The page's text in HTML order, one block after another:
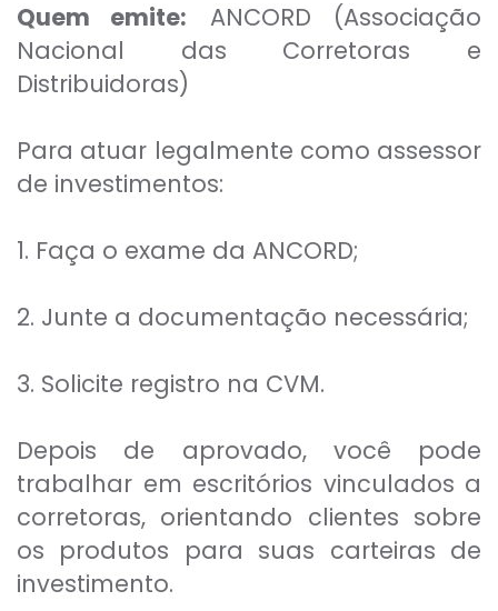
Quem emite: ANCORD (Associação
Nacional das Corretoras e
Distribuidoras)
Para atuar legalmente como assessor
de investimentos:
1. Faça o exame da ANCORD;
2. Junte a documentação necessária;
3. Solicite registro na CVM.
Depois de aprovado, você pode
trabalhar em escritórios vinculados a
corretoras, orientando clientes sobre
os produtos para suas carteiras de
investimento.